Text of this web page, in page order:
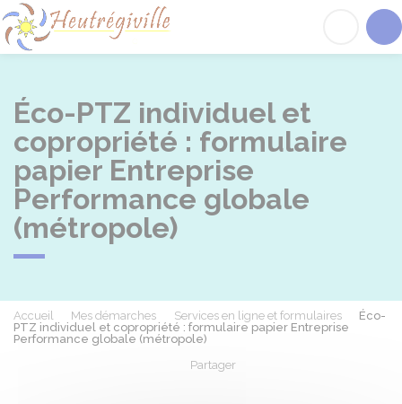
Éco-PTZ individuel et
copropriété : formulaire
papier Entreprise
Performance globale
(métropole)
Accueil Mes démarches Services en ligne et formulaires
Éco-
PTZ individuel et copropriété : formulaire papier Entreprise
Performance globale (métropole)
Partager